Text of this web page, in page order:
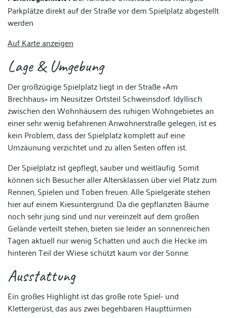
Parkplätze direkt auf der Straße vor dem Spielplatz abgestellt
werden
Auf Karte anzeigen
Lage & Umgebung
Der großzügige Spielplatz liegt in der Straße »Am
Brechhaus« im Neusitzer Ortsteil Schweinsdorf. Idyllisch
zwischen den Wohnhäusern des ruhigen Wohngebietes an
einer sehr wenig befahrenen Anwohnerstraße gelegen, ist es
kein Problem, dass der Spielplatz komplett auf eine
Umzäunung verzichtet und zu allen Seiten offen ist.
Der Spielplatz ist gepflegt, sauber und weitläufig. Somit
können sich Besucher aller Altersklassen über viel Platz zum
Rennen, Spielen und Toben freuen. Alle Spielgeräte stehen
hier auf einem Kiesuntergrund. Da die gepflanzten Bäume
noch sehr jung sind und nur vereinzelt auf dem großen
Gelände verteilt stehen, bieten sie leider an sonnenreichen
Tagen aktuell nur wenig Schatten und auch die Hecke im
hinteren Teil der Wiese schützt kaum vor der Sonne.
Ausstattung
Ein großes Highlight ist das große rote Spiel- und
Klettergerüst, das aus zwei begehbaren Haupttürmen